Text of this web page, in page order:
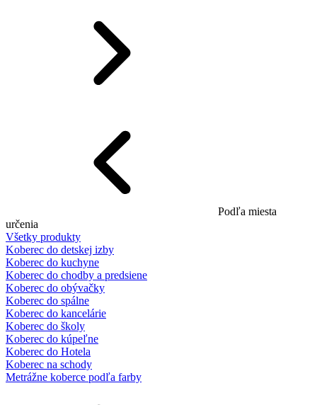
Podľa miesta
určenia
Všetky produkty
Koberec do detskej izby
Koberec do kuchyne
Koberec do chodby a predsiene
Koberec do obývačky
Koberec do spálne
Koberec do kancelárie
Koberec do školy
Koberec do kúpeľne
Koberec do Hotela
Koberec na schody
Metrážne koberce podľa farby